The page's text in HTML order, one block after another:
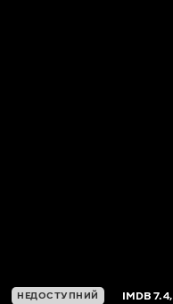
НЕДОСТУПНИЙ IMDB7.4,